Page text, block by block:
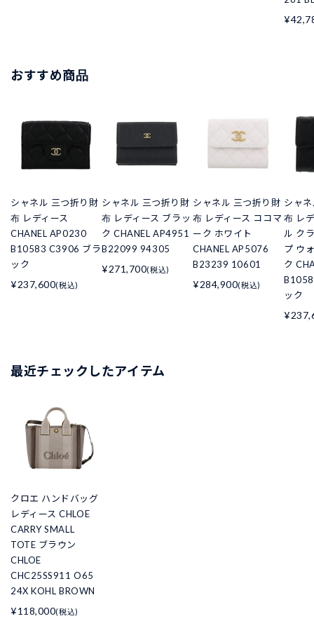
おすすめ商品
シャネル 三つ折り財
布 レディース
CHANEL AP0230
B10583 C3906 ブラ
ック
¥237,600(税込)
シャネル 三つ折り財
布 レディース ブラッ
ク CHANEL AP4951
B22099 94305
¥271,700(税込)
シャネル 三つ折り財
布 レディース ココマ
ーク ホワイト
CHANEL AP5076
B23239 10601
¥284,900(税込)
シャ
布 レ
ル ク
プ ウ
ク
ック
最近チェックしたアイテム
クロエ ハンドバッグ
レディース CHLOE
CARRY SMALL
TOTE ブラウン
CHLOE
CHC25SS911 O65
24X KOHL BROWN
¥118,000(税込)